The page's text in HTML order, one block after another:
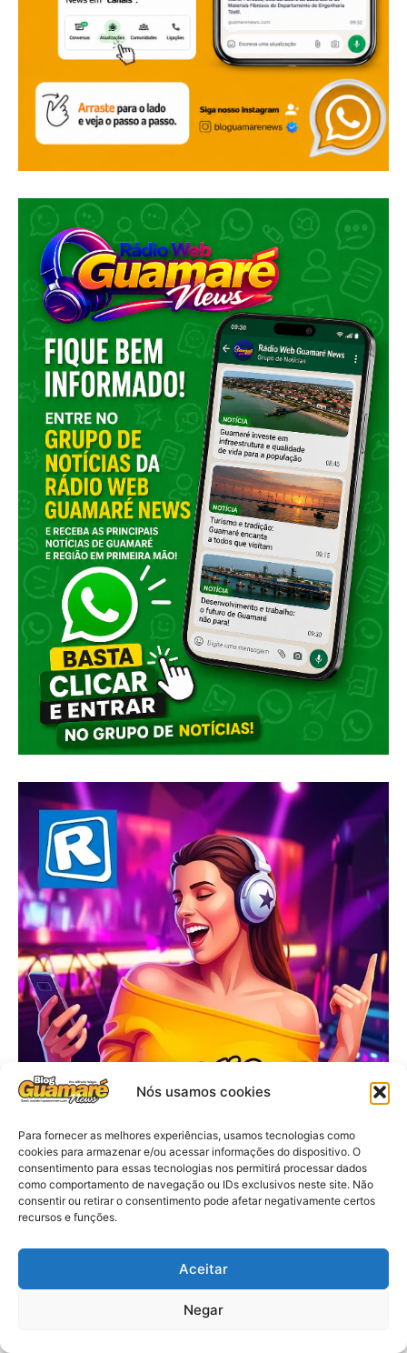
Nós usamos cookies
Para fornecer as melhores experiências, usamos tecnologias como
cookies para armazenar e/ou acessar informações do dispositivo. O
consentimento para essas tecnologias nos permitirá processar dados
como comportamento de navegação ou IDs exclusivos neste site. Não
consentir ou retirar o consentimento pode afetar negativamente certos
recursos e funções.
Aceitar
Negar